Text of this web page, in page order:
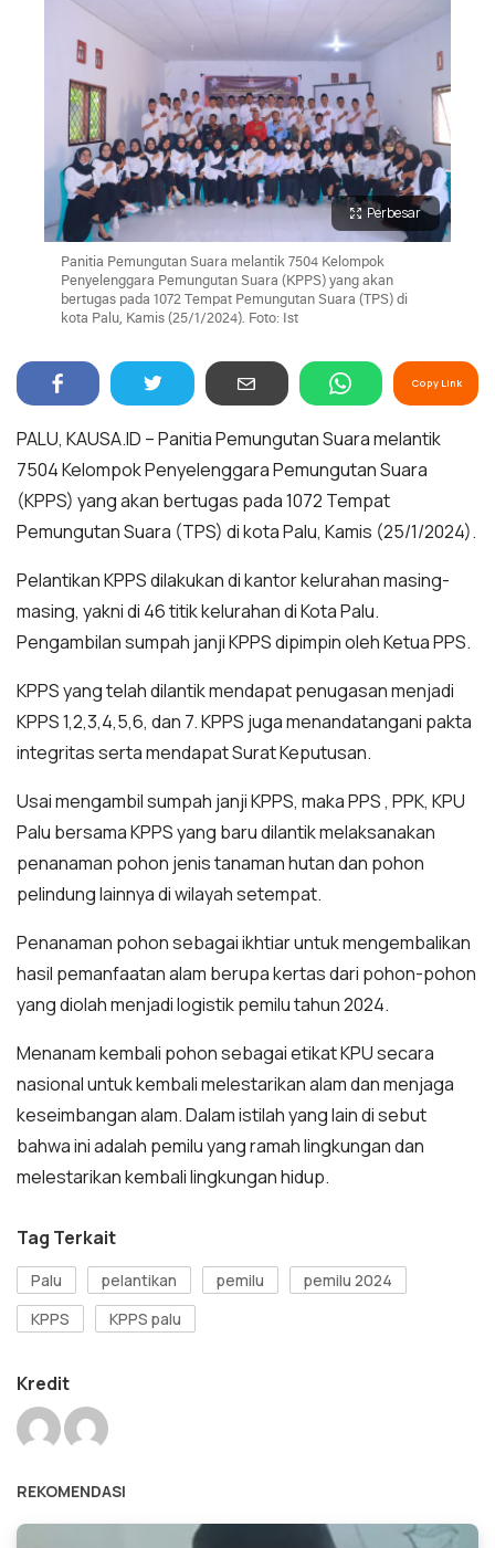
Perbesar
Panitia Pemungutan Suara melantik 7504 Kelompok
Penyelenggara Pemungutan Suara (KPPS) yang akan
bertugas pada 1072 Tempat Pemungutan Suara (TPS) di
kota Palu, Kamis (25/1/2024). Foto: Ist
Copy Link
PALU, KAUSA.ID – Panitia Pemungutan Suara melantik
7504 Kelompok Penyelenggara Pemungutan Suara
(KPPS) yang akan bertugas pada 1072 Tempat
Pemungutan Suara (TPS) di kota Palu, Kamis (25/1/2024).
Pelantikan KPPS dilakukan di kantor kelurahan masing-
masing, yakni di 46 titik kelurahan di Kota Palu.
Pengambilan sumpah janji KPPS dipimpin oleh Ketua PPS.
KPPS yang telah dilantik mendapat penugasan menjadi
KPPS 1,2,3,4,5,6, dan 7. KPPS juga menandatangani pakta
integritas serta mendapat Surat Keputusan.
Usai mengambil sumpah janji KPPS, maka PPS , PPK, KPU
Palu bersama KPPS yang baru dilantik melaksanakan
penanaman pohon jenis tanaman hutan dan pohon
pelindung lainnya di wilayah setempat.
Penanaman pohon sebagai ikhtiar untuk mengembalikan
hasil pemanfaatan alam berupa kertas dari pohon-pohon
yang diolah menjadi logistik pemilu tahun 2024.
Menanam kembali pohon sebagai etikat KPU secara
nasional untuk kembali melestarikan alam dan menjaga
keseimbangan alam. Dalam istilah yang lain di sebut
bahwa ini adalah pemilu yang ramah lingkungan dan
melestarikan kembali lingkungan hidup.
Tag Terkait
Palu pelantikan pemilu
pemilu 2024
KPPS
KPPS palu
Kredit
REKOMENDASI